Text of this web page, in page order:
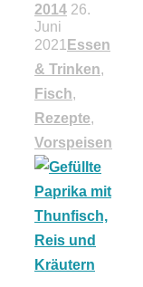
2014 26.
Juni
2021 Essen
& Trinken,
Fisch,
Rezepte,
Vorspeisen